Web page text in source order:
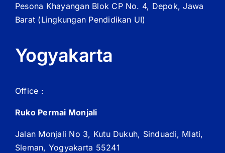
Pesona Khayangan Blok CP No. 4, Depok, Jawa
Barat (Lingkungan Pendidikan UI)
Yogyakarta
Office :
Ruko Permai Monjali
Jalan Monjali No 3, Kutu Dukuh, Sinduadi, Mlati,
Sleman, Yogyakarta 55241